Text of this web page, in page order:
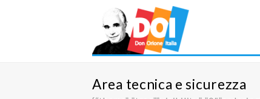
Area tecnica e sicurezza